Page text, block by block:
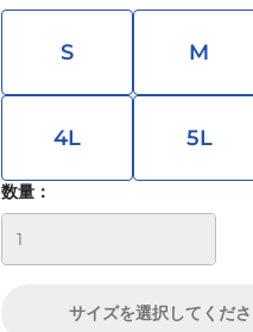
S M
4L 5L
数量：
サイズを選択してくだ